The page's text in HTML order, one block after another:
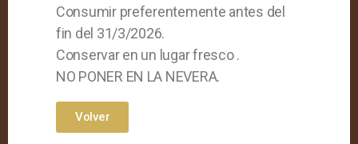
Consumir preferentemente antes del
fin del 31/3/2026.
Conservar en un lugar fresco .
NO PONER EN LA NEVERA.
Volver